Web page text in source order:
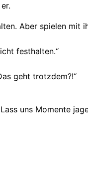
Aber spielen mit
festhalten.“
geht trotzdem?!“
uns Momente